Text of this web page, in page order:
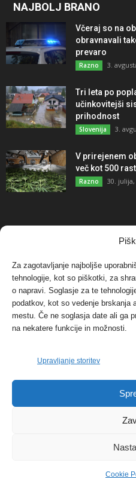
Za zagotavljanje najboljše
tehnologije, kot so piškotki, za
o napravi. Soglasje za te
podatkov, kot so vedenje brskanja
mestu. Če ne soglasja date ali ga
na nekatere funkcije in možnosti.
Upravljanje storitev
Cookie
NAJBOLJ BRANO
Včeraj so na
obravnavali
prevaro
Razno 3.
Tri leta po
učinkovitejši
prihodnost
Slovenija 3.
V prirejenem
več kot 500
Razno 30. julija,
NAJBOLJ
Protest proti
svetu pa
Dogodki 12.
Tožilstvo v
Verbund
FOTO:
Dogodki 27.